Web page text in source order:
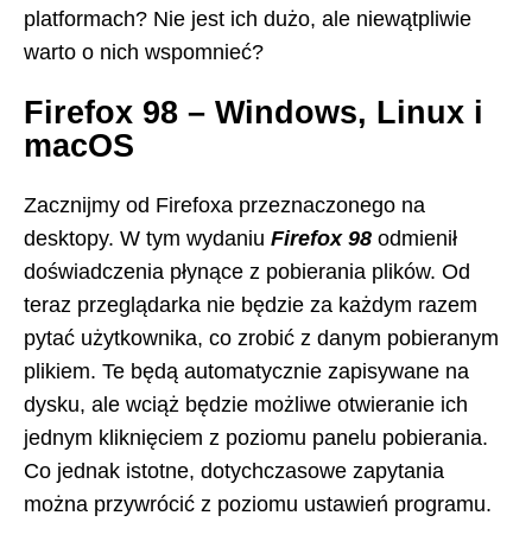
platformach? Nie jest ich dużo, ale niewątpliwie
warto o nich wspomnieć?
Firefox 98 – Windows, Linux i
macOS
Zacznijmy od Firefoxa przeznaczonego na
desktopy. W tym wydaniu Firefox 98 odmienił
doświadczenia płynące z pobierania plików. Od
teraz przeglądarka nie będzie za każdym razem
pytać użytkownika, co zrobić z danym pobieranym
plikiem. Te będą automatycznie zapisywane na
dysku, ale wciąż będzie możliwe otwieranie ich
jednym kliknięciem z poziomu panelu pobierania.
Co jednak istotne, dotychczasowe zapytania
można przywrócić z poziomu ustawień programu.